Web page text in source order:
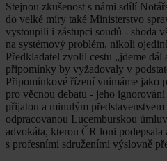
Stejnou zkušenost s námi sdílí
do velké míry také Ministerstvo
vystoupili i zástupci soudů - shoda
na systémový problém, nikoli
Předkladatel zvolil cestu „jdeme
připomínky by vyžadovaly v
Připomínkové řízení vnímáme jako
pro věcnou debatu - jeho
přijatou a minulým představenstvem
odpracovanou Lucemburskou
advokáta, kterou ČR loni podepsala
s profesními sdruženími výslovně